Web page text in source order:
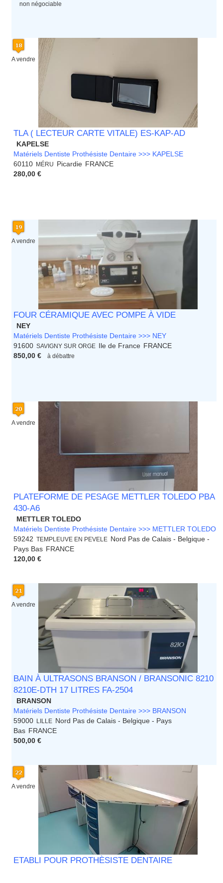
non négociable
A vendre
TLA ( LECTEUR CARTE VITALE) ES-KAP-AD
KAPELSE
Matériels Dentiste Prothésiste Dentaire >>> KAPELSE
60110
MÉRU Picardie FRANCE
280,00 €
A vendre
FOUR CÉRAMIQUE AVEC POMPE À VIDE
NEY
Matériels Dentiste Prothésiste Dentaire >>> NEY
91600 SAVIGNY SUR ORGE Ile de France FRANCE
850,00 €
à débattre
A vendre
PLATEFORME DE PESAGE METTLER TOLEDO PBA
430-A6
METTLER TOLEDO
Matériels Dentiste Prothésiste Dentaire >>> METTLER TOLEDO
59242 TEMPLEUVE EN PEVELE Nord Pas de Calais - Belgique -
Pays Bas FRANCE
120,00 €
A vendre
BAIN À ULTRASONS BRANSON / BRANSONIC 8210
8210E-DTH 17 LITRES FA-2504
BRANSON
Matériels Dentiste Prothésiste Dentaire >>> BRANSON
59000
LILLE Nord Pas de Calais - Belgique - Pays
Bas FRANCE
500,00 €
A vendre
ETABLI POUR PROTHÈSISTE DENTAIRE